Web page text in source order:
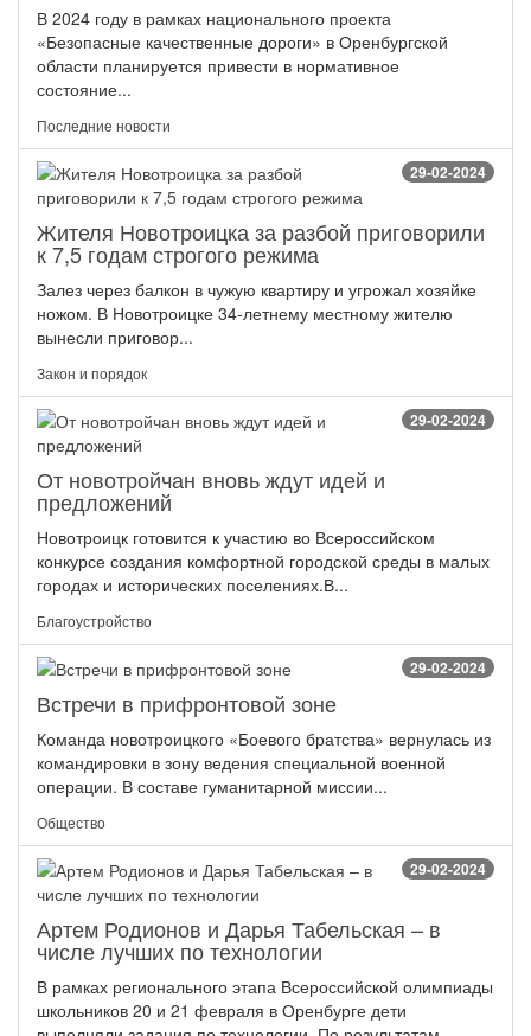
В 2024 году в рамках национального проекта
«Безопасные качественные дороги» в Оренбургской
области планируется привести в нормативное
состояние...
Последние новости
29-02-2024
Жителя Новотроицка за разбой приговорили
к 7,5 годам строгого режима
Залез через балкон в чужую квартиру и угрожал хозяйке
ножом. В Новотроицке 34-летнему местному жителю
вынесли приговор...
Закон и порядок
29-02-2024
От новотройчан вновь ждут идей и
предложений
Новотроицк готовится к участию во Всероссийском
конкурсе создания комфортной городской среды в малых
городах и исторических поселениях.В...
Благоустройство
29-02-2024
Встречи в прифронтовой зоне
Команда новотроицкого «Боевого братства» вернулась из
командировки в зону ведения специальной военной
операции. В составе гуманитарной миссии...
Общество
29-02-2024
Артем Родионов и Дарья Табельская – в
числе лучших по технологии
В рамках регионального этапа Всероссийской олимпиады
школьников 20 и 21 февраля в Оренбурге дети